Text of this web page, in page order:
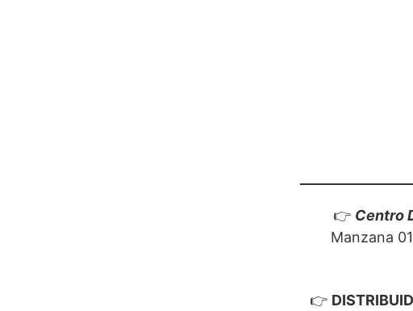
👉 Centro
Manzana
👉